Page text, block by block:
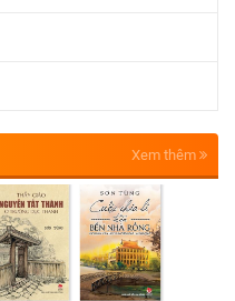
Xem thêm